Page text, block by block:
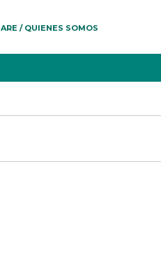
/ QUIENES SOMOS